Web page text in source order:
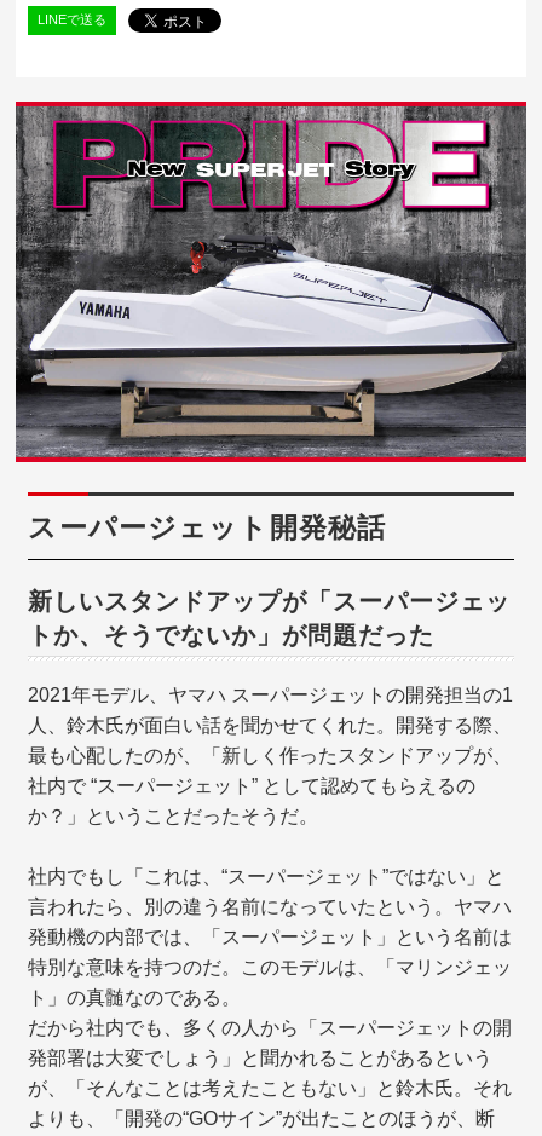
LINEで送る
スーパージェット開発秘話
新しいスタンドアップが「スーパージェッ
トか、そうでないか」が問題だった
2021年モデル、ヤマハ スーパージェットの開発担当の1
人、鈴木氏が面白い話を聞かせてくれた。開発する際、
最も心配したのが、「新しく作ったスタンドアップが、
社内で “スーパージェット” として認めてもらえるの
か？」ということだったそうだ。
社内でもし「これは、“スーパージェット”ではない」と
言われたら、別の違う名前になっていたという。ヤマハ
発動機の内部では、「スーパージェット」という名前は
特別な意味を持つのだ。このモデルは、「マリンジェッ
ト」の真髄なのである。
だから社内でも、多くの人から「スーパージェットの開
発部署は大変でしょう」と聞かれることがあるという
が、「そんなことは考えたこともない」と鈴木氏。それ
よりも、「開発の“GOサイン”が出たことのほうが、断